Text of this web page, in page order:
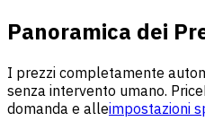
Panoramica dei
I prezzi completamente
senza intervento umano.
domanda e alleimpostazioni